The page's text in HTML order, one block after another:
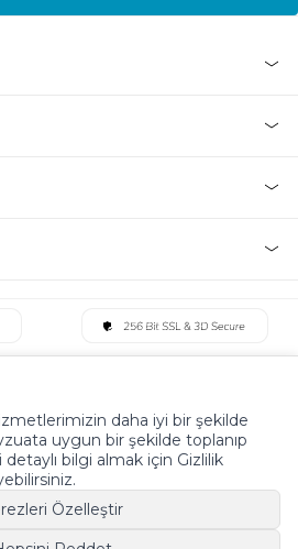
daha iyi bir şekilde
uygun bir şekilde toplanıp
detaylı bilgi almak için Gizlilik
Özelleştir